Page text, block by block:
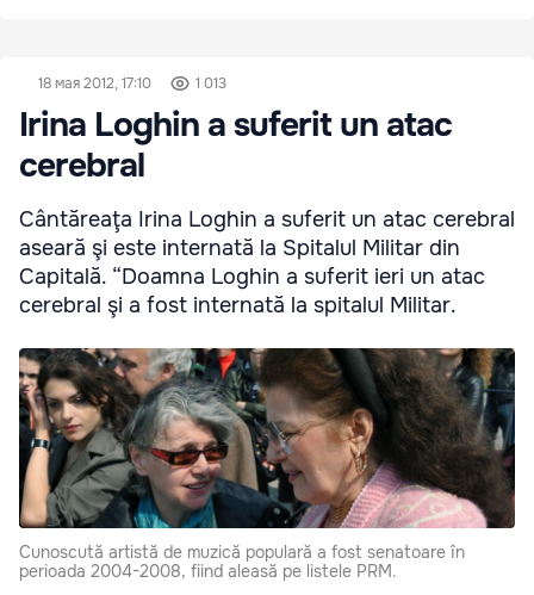
18 мая 2012, 17:10 1 013
Irina Loghin a suferit un atac
cerebral
Cântăreaţa Irina Loghin a suferit un atac cerebral
aseară şi este internată la Spitalul Militar din
Capitală. “Doamna Loghin a suferit ieri un atac
cerebral şi a fost internată la spitalul Militar.
Cunoscută artistă de muzică populară a fost senatoare în
perioada 2004-2008, fiind aleasă pe listele PRM.